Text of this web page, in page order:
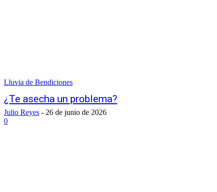
Lluvia de Bendiciones
¿Te asecha un problema?
Julio Reyes - 26 de junio de 2026
0